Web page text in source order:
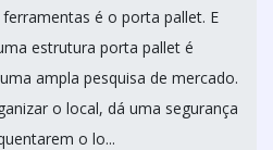
é o porta pallet. E
estrutura porta pallet é
ampla pesquisa de mercado.
o local, dá uma segurança
o lo...